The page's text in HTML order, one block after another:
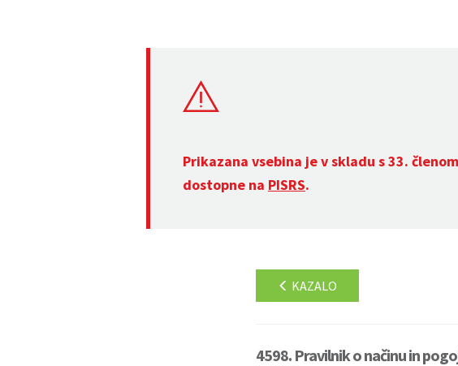
Prikazana vsebina je v skladu s 33. členom
dostopne na PISRS.
KAZALO
4598. Pravilnik o načinu in